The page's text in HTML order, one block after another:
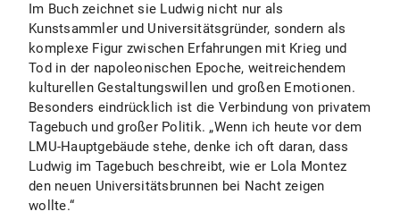
Im Buch zeichnet sie Ludwig nicht nur als
Kunstsammler und Universitätsgründer, sondern als
komplexe Figur zwischen Erfahrungen mit Krieg und
Tod in der napoleonischen Epoche, weitreichendem
kulturellen Gestaltungswillen und großen Emotionen.
Besonders eindrücklich ist die Verbindung von privatem
Tagebuch und großer Politik. „Wenn ich heute vor dem
LMU-Hauptgebäude stehe, denke ich oft daran, dass
Ludwig im Tagebuch beschreibt, wie er Lola Montez
den neuen Universitätsbrunnen bei Nacht zeigen
wollte.“